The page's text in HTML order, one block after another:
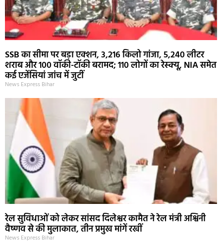
SSB का सीमा पर बड़ा एक्शन, 3,216 किलो गांजा, 5,240 लीटर
शराब और 100 वॉकी-टॉकी बरामद; 110 लोगों का रेस्क्यू, NIA समेत
कई एजेंसियां जांच में जुटीं
News Express Bihar
रेल सुविधाओं को लेकर सांसद दिलेश्वर कामैत ने रेल मंत्री अश्विनी
वैष्णव से की मुलाकात, तीन प्रमुख मांगें रखीं
News Express Bihar